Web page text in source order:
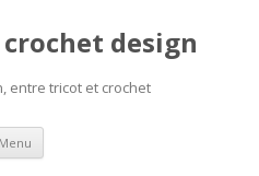
design
entre tricot et crochet
Menu Aller
contenu